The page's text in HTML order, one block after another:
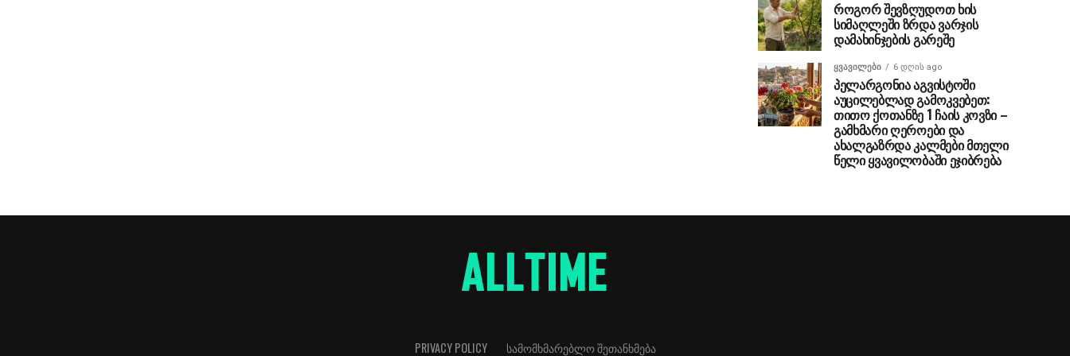
როგორ შევზღუდოთ ხის
სიმაღლეში ზრდა ვარჯის
დამახინჯების გარეშე
ᲧᲕᲐᲕᲘᲚᲔᲑᲘ 6 დღის ago
პელარგონია აგვისტოში
აუცილებლად გამოკვებეთ:
თითო ქოთანზე 1 ჩაის კოვზი –
გამხმარი ღეროები და
ახალგაზრდა კალმები მთელი
წელი ყვავილობაში ეჯიბრება
PRIVACY POLICY ᲡᲐᲛᲝᲛᲮᲛᲐᲠᲔᲑᲚᲝ ᲨᲔᲗᲐᲜᲮᲛᲔᲑᲐ